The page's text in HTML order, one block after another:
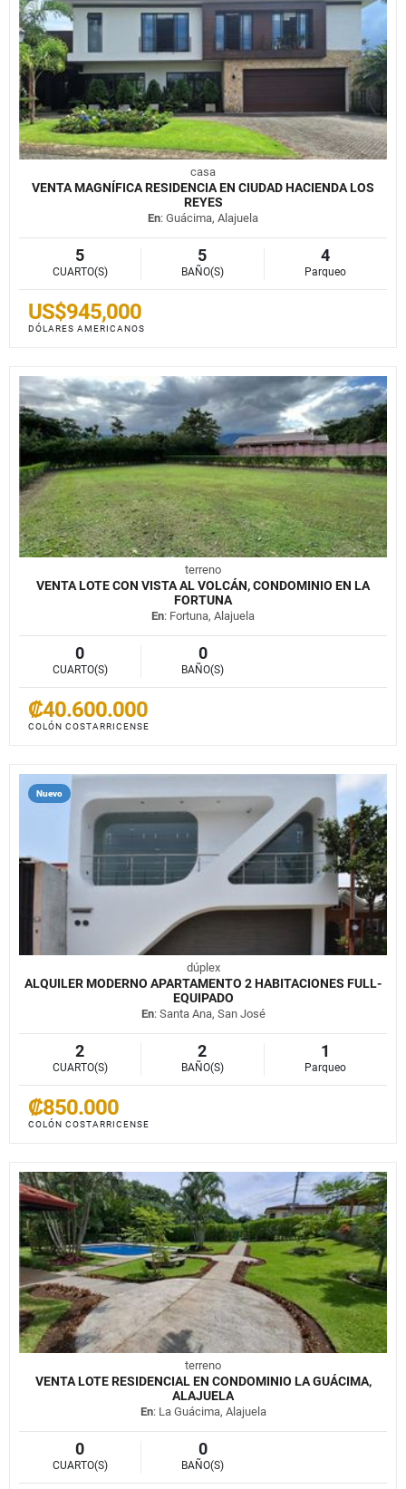
casa
VENTA MAGNÍFICA RESIDENCIA EN CIUDAD HACIENDA LOS
REYES
En: Guácima, Alajuela
5
CUARTO(S)
5
BAÑO(S)
4
Parqueo
US$945,000
DÓLARES AMERICANOS
terreno
VENTA LOTE CON VISTA AL VOLCÁN, CONDOMINIO EN LA
FORTUNA
En: Fortuna, Alajuela
0
CUARTO(S)
0
BAÑO(S)
₡40.600.000
COLÓN COSTARRICENSE
Nuevo
dúplex
ALQUILER MODERNO APARTAMENTO 2 HABITACIONES FULL-
EQUIPADO
En: Santa Ana, San José
2
CUARTO(S)
2
BAÑO(S)
1
Parqueo
₡850.000
COLÓN COSTARRICENSE
terreno
VENTA LOTE RESIDENCIAL EN CONDOMINIO LA GUÁCIMA,
ALAJUELA
En: La Guácima, Alajuela
0
CUARTO(S)
0
BAÑO(S)